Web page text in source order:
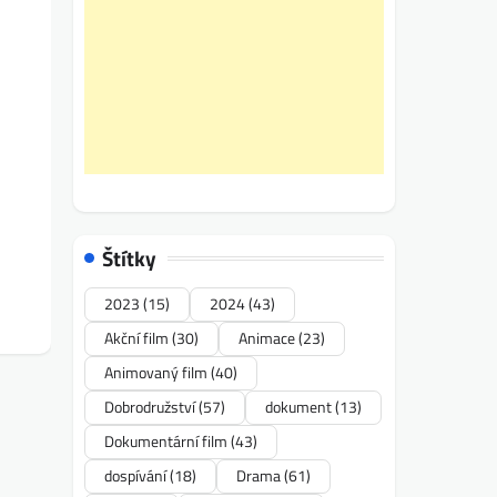
Štítky
2023(15) 2024(43)
Akční film(30) Animace(23)
Animovaný film(40)
Dobrodružství(57) dokument(13)
Dokumentární film(43)
dospívání(18) Drama(61)